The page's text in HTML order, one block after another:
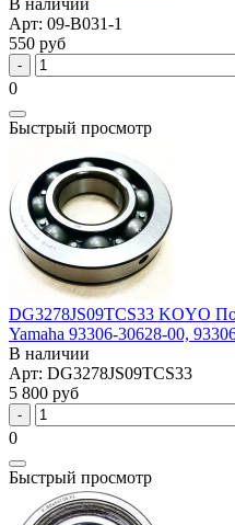
Арт: 09-B031-1
550 руб
0
Быстрый просмотр
DG3278JS09TCS33 KOYO
Yamaha 93306-30628-00,
В наличии
Арт: DG3278JS09TCS33
5 800 руб
0
Быстрый просмотр